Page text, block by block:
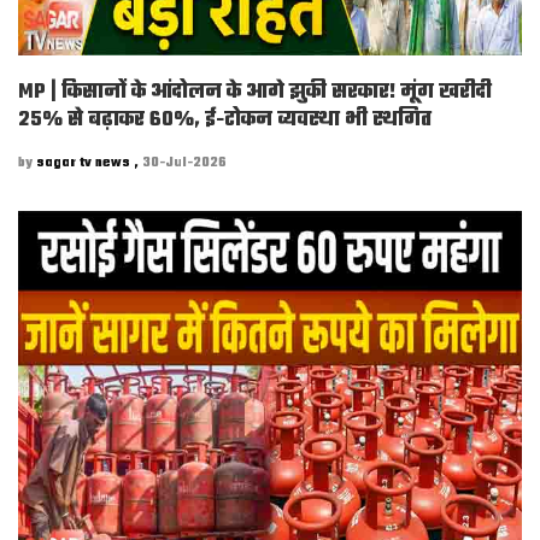
MP | किसानों के आंदोलन के आगे झुकी सरकार! मूंग खरीदी
25% से बढ़ाकर 60%, ई-टोकन व्यवस्था भी स्थगित
by sagar tv news , 30-Jul-2026